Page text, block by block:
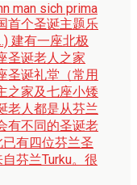
man sich prima
首个圣诞主题乐
建有一座北极
圣诞老人之家
圣诞礼堂（常用
之家及七座小矮
老人都是从芬兰
有不同的圣诞老
有四位芬兰圣
芬兰Turku。很